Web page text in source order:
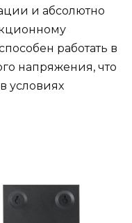
и абсолютно
работать в
напряжения, что
условиях